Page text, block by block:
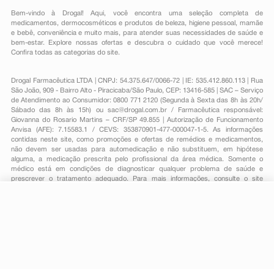
Bem-vindo à Drogal! Aqui, você encontra uma seleção completa de
medicamentos , dermocosméticos e produtos de beleza, higiene pessoal ,mamãe
e bebê, conveniênciae muito mais, para atender suas necessidades de saúde e
bem-estar. Explore nossas ofertas e descubra o cuidado que você merece!
Confira todas as categorias do site.
Drogal Farmacêutica LTDA | CNPJ: 54.375.647/0066-72 | IE: 535.412.860.113 | Rua
São João, 909 - Bairro Alto - Piracicaba/São Paulo, CEP: 13416-585 | SAC – Serviço
de Atendimento ao Consumidor: 0800 771 2120 (Segunda à Sexta das 8h às 20h/
Sábado das 8h às 15h) ou sac@drogal.com.br/ Farmacêutica responsável:
Giovanna do Rosario Martins – CRF/SP 49.855 | Autorização de Funcionamento
Anvisa (AFE): 7.15583.1 / CEVS: 353870901-477-000047-1-5. As informações
contidas neste site, como promoções e ofertas de remédios e medicamentos,
não devem ser usadas para automedicação e não substituem, em hipótese
alguma, a medicação prescrita pelo profissional da área médica. Somente o
médico está em condições de diagnosticar qualquer problema de saúde e
prescrever o tratamento adequado. Para mais informações, consulte o site